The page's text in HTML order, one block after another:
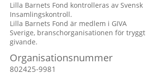
Lilla Barnets Fond kontrolleras av Svensk
Insamlingskontroll.
Lilla Barnets Fond är medlem i GIVA
Sverige, branschorganisationen för tryggt
givande.
Organisationsnummer
802425-9981